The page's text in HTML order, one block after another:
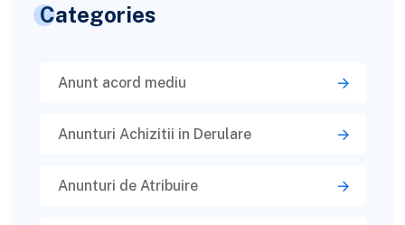
Categories
Anunt acord mediu
Anunturi Achizitii in Derulare
Anunturi de Atribuire